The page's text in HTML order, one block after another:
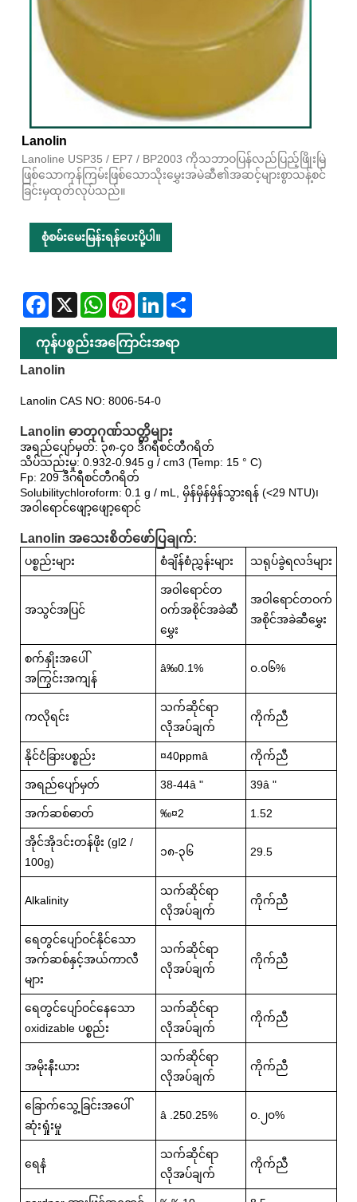
Lanolin
Lanoline USP35 / EP7 / BP2003 ကိုသဘာဝပြန်လည်ပြည့်ဖြိုးမြဲ
ဖြစ်သောကုန်ကြမ်းဖြစ်သောသိုးမွှေးအမဲဆီ၏အဆင့်များစွာသန့်စင်
ခြင်းမှထုတ်လုပ်သည်။
စုံစမ်းမေးမြန်းရန်ပေးပို့ပါ။
Facebook
X WhatsAppPinterestLinkedIn
ကုန်ပစ္စည်းအကြောင်းအရာ
Lanolin
Lanolin CAS NO: 8006-54-0
Lanolin ဓာတုဂုဏ်သတ္တိများ
အရည်ပျော်မှတ်: ၃၈-၄၀ ဒီဂရီစင်တီဂရိတ်
သိပ်သည်းမှု: 0.932-0.945 g / cm3 (Temp: 15 ° C)
Fp: 209 ဒီဂရီစင်တီဂရိတ်
Solubilitychloroform: 0.1 g / mL, မှိန်မှိန်မှိန်သွားရန် (<29 NTU)၊
အဝါရောင်ဖျော့ဖျော့ရောင်
Lanolin အသေးစိတ်ဖော်ပြချက်:
ပစ္စည်းများ စံချိန်စံညွှန်းများ သရုပ်ခွဲရလဒ်များ
အသွင်အပြင်
အဝါရောင်တ
ဝက်အစိုင်အခဲဆီ
မွှေး
အဝါရောင်တဝက်
အစိုင်အခဲဆီမွှေး
စက်နှိုးအပေါ်
အကြွင်းအကျန်
â‰0.1% ၀.၀၆%
ကလိုရင်း
သက်ဆိုင်ရာ
လိုအပ်ချက်
ကိုက်ညီ
နိုင်ငံခြားပစ္စည်း ¤40ppmâ ကိုက်ညီ
အရည်ပျော်မှတ် 38-44â " 39â "
အက်ဆစ်ဓာတ် ‰¤2 1.52
အိုင်အိုဒင်းတန်ဖိုး (gl2 /
100g)
၁၈-၃၆ 29.5
Alkalinity
သက်ဆိုင်ရာ
လိုအပ်ချက်
ကိုက်ညီ
ရေတွင်ပျော်ဝင်နိုင်သော
အက်ဆစ်နှင့်အယ်ကာလီ
များ
သက်ဆိုင်ရာ
လိုအပ်ချက်
ကိုက်ညီ
ရေတွင်ပျော်ဝင်နေသော
oxidizable ပစ္စည်း
သက်ဆိုင်ရာ
လိုအပ်ချက်
ကိုက်ညီ
အမိုးနီးယား
သက်ဆိုင်ရာ
လိုအပ်ချက်
ကိုက်ညီ
ခြောက်သွေ့ခြင်းအပေါ်
ဆုံးရှုံးမှု
â .250.25% ၀.၂၀%
ရေနံ
သက်ဆိုင်ရာ
လိုအပ်ချက်
ကိုက်ညီ